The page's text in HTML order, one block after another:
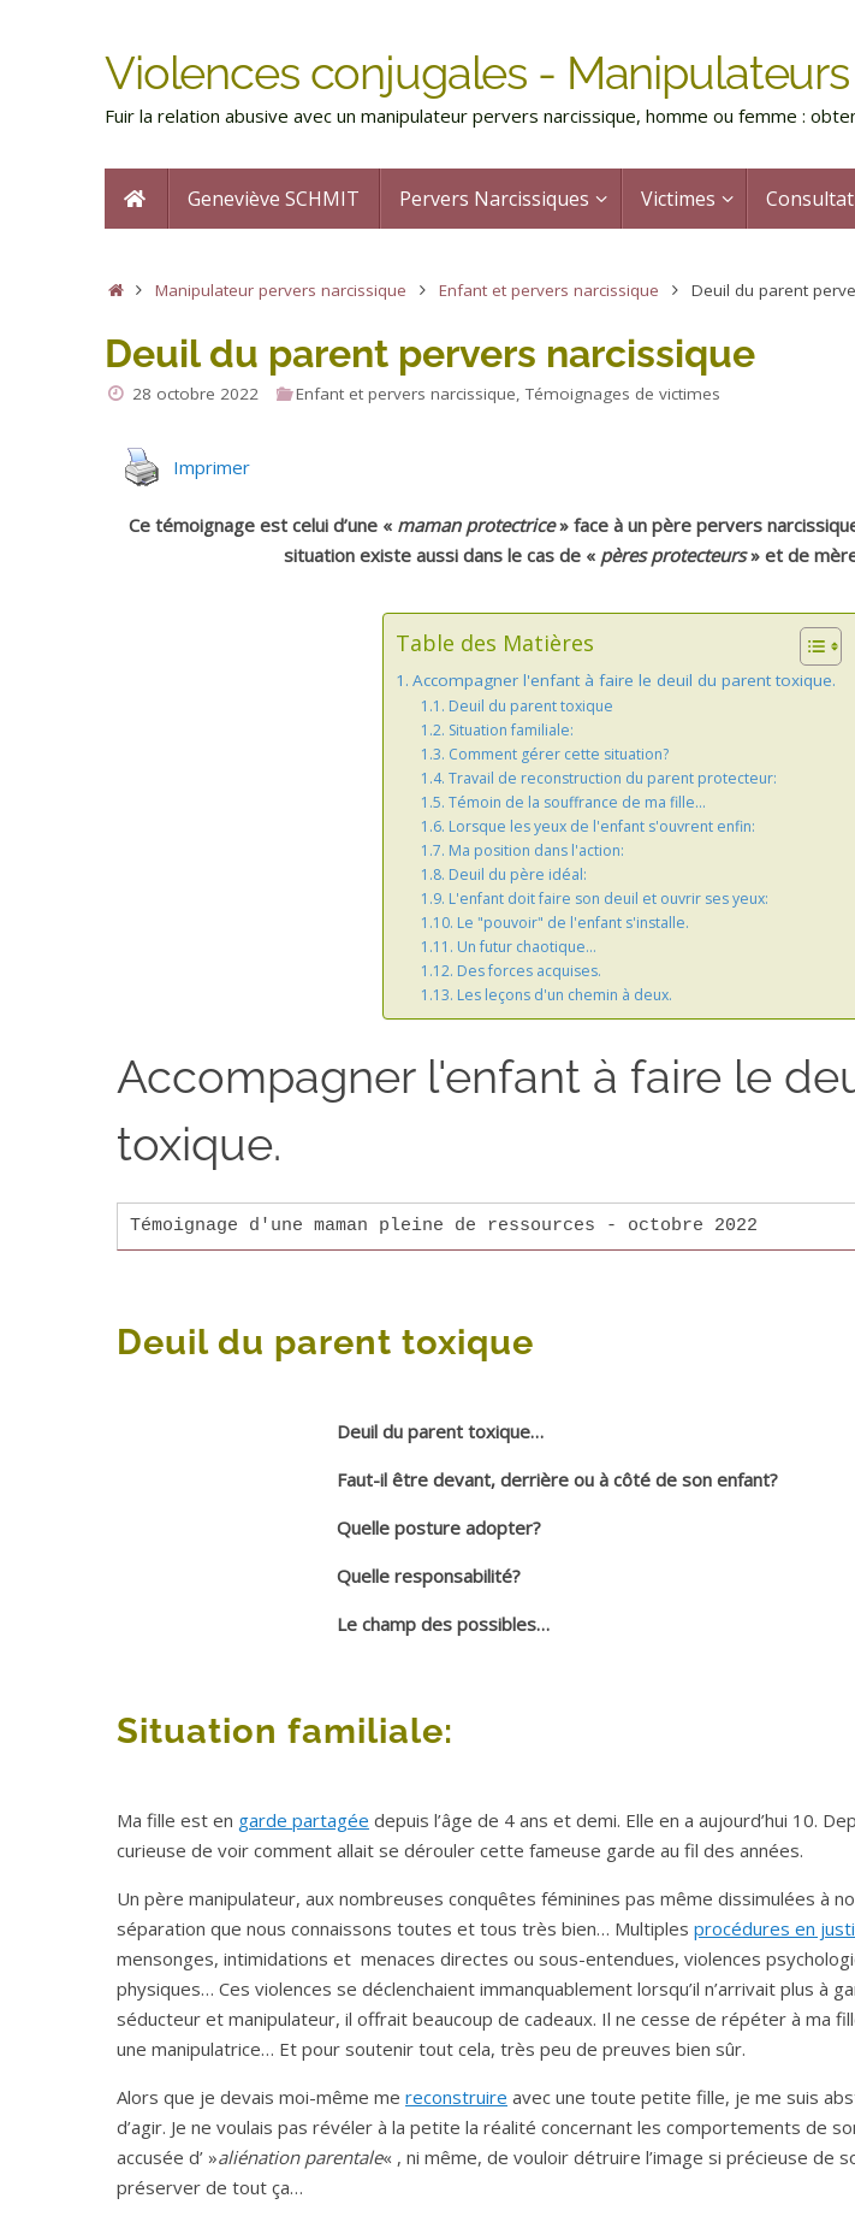
Violences conjugales -
Fuir la relation abusive avec un manipulateur pervers narcissique, homme ou femme :
Geneviève SCHMIT Pervers Narcissiques Victimes
Manipulateur pervers narcissique Enfant et pervers narcissique Deuil du parent
Deuil du parent pervers narcissique
28 octobre 2022 Enfant et pervers narcissique ,Témoignages de victimes
Imprimer
Ce témoignage est celui d’une « maman protectrice» face à un père pervers
situation existe aussi dans le cas de « pères protecteurs» et de
Table des Matières
Accompagner l'enfant à faire le deuil du parent toxique.
Deuil du parent toxique
Situation familiale:
Comment gérer cette situation?
Travail de reconstruction du parent protecteur:
Témoin de la souffrance de ma fille...
Lorsque les yeux de l'enfant s'ouvrent enfin:
Ma position dans l'action:
Deuil du père idéal:
L'enfant doit faire son deuil et ouvrir ses yeux:
Le "pouvoir" de l'enfant s'installe.
Un futur chaotique…
Des forces acquises.
Les leçons d'un chemin à deux.
Accompagner l'enfant à faire le
toxique.
Témoignage d'une maman pleine de ressources - octobre 2022
Deuil du parent toxique
Deuil du parent toxique…
Faut-il être devant, derrière ou à côté de son enfant?
Quelle posture adopter?
Quelle responsabilité?
Le champ des possibles…
Situation familiale:
Ma fille est en garde partagée depuis l’âge de 4 ans et demi. Elle en a aujourd’hui 10.
curieuse de voir comment allait se dérouler cette fameuse garde au fil des années.
Un père manipulateur, aux nombreuses conquêtes féminines pas même dissimulées à
séparation que nous connaissons toutes et tous très bien… Multiples procédures en
mensonges, intimidations et menaces directes ou sous-entendues, violences
physiques… Ces violences se déclenchaient immanquablement lorsqu’il n’arrivait plus à
séducteur et manipulateur, il offrait beaucoup de cadeaux. Il ne cesse de répéter à ma
une manipulatrice… Et pour soutenir tout cela, très peu de preuves bien sûr.
Alors que je devais moi-même me reconstruire avec une toute petite fille, je me suis
d’agir. Je ne voulais pas révéler à la petite la réalité concernant les comportements de
accusée d’ »aliénation parentale« , ni même, de vouloir détruire l’image si précieuse de
préserver de tout ça…